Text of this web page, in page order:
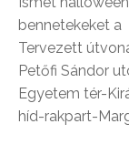
bennetekeket
Tervezett
Petőfi Sándor
Egyetem tér-
híd-rakpart-